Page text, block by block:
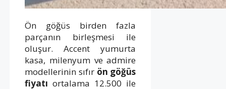
Ön göğüs birden fazla
parçanın birleşmesi ile
oluşur. Accent yumurta
kasa, milenyum ve admire
modellerinin sıfırön göğüs
fiyatıortalama 12.500 ile